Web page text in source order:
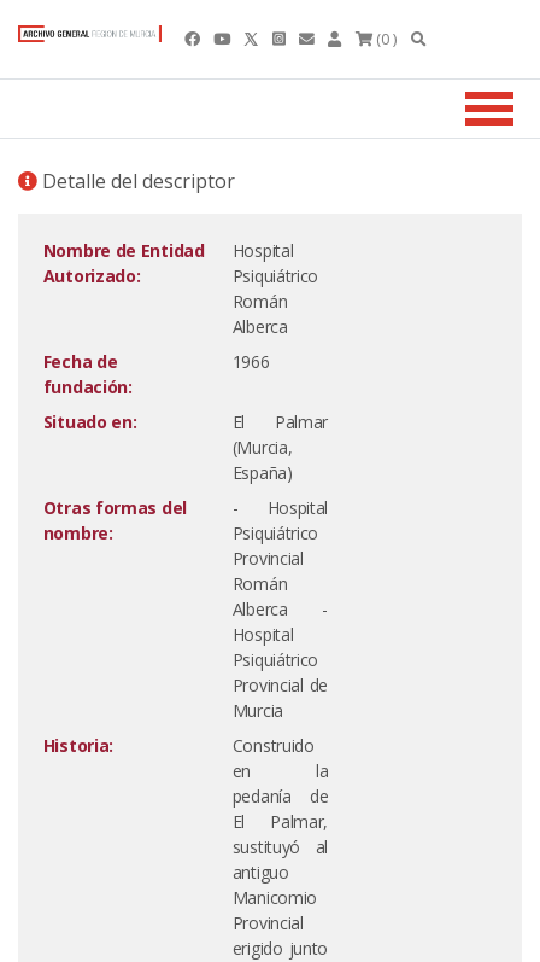
(0 )
Detalle del descriptor
Nombre de Entidad
Autorizado:
Hospital
Psiquiátrico
Román
Alberca
Fecha de
fundación:
1966
Situado en:
El Palmar
(Murcia,
España)
Otras formas del
nombre:
- Hospital
Psiquiátrico
Provincial
Román
Alberca -
Hospital
Psiquiátrico
Provincial de
Murcia
Historia:
Construido
en la
pedanía de
El Palmar,
sustituyó al
antiguo
Manicomio
Provincial
erigido junto